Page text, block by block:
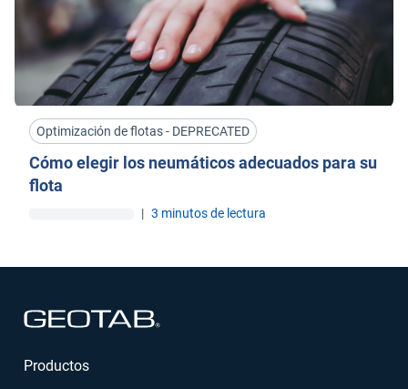
Optimización de flotas - DEPRECATED
Cómo elegir los neumáticos adecuados para su
flota
| 3 minutos de lectura
Productos